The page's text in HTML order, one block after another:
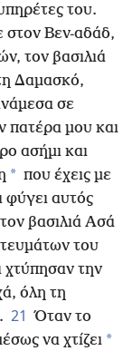
του.
στον Βεν-αδάδ,
τον βασιλιά
Δαμασκό,
σε
πατέρα μου και
ασήμι και
* που έχεις με
φύγει αυτός
βασιλιά Ασά
του
χτύπησαν την
όλη τη
21 Όταν το
να χτίζει *